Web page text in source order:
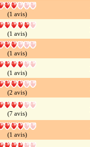
(1 avis)
(1 avis)
(1 avis)
(1 avis)
(2 avis)
(7 avis)
(1 avis)